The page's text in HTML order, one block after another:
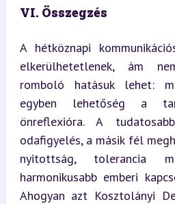
VI. Összegzés
A hétköznapi
elkerülhetetlenek, ám
romboló hatásuk lehet:
egyben lehetőség a
önreflexióra. A
odafigyelés, a másik fél
nyitottság, tolerancia
harmonikusabb emberi
Ahogyan azt Kosztolányi